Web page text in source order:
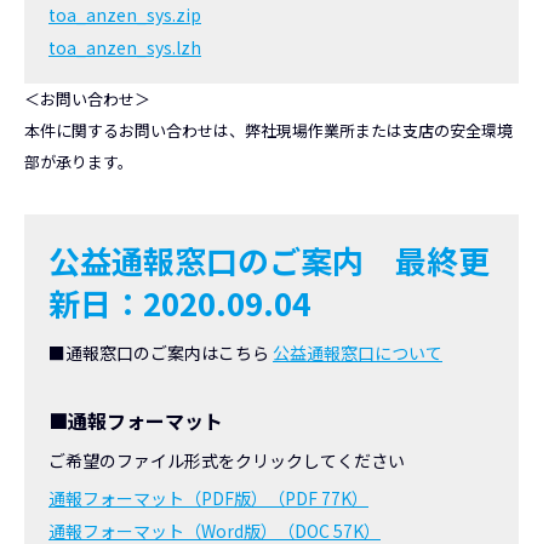
toa_anzen_sys.zip
toa_anzen_sys.lzh
＜お問い合わせ＞
本件に関するお問い合わせは、弊社現場作業所または支店の安全環境
部が承ります。
公益通報窓口のご案内 最終更
新日：2020.09.04
■通報窓口のご案内はこちら 公益通報窓口について
■通報フォーマット
ご希望のファイル形式をクリックしてください
通報フォーマット（PDF版）（PDF 77K）
通報フォーマット（Word版）（DOC 57K）